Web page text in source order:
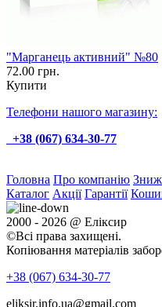
"Марганець активний" №80
72.00 грн.
Купити
Телефони нашого магазину:
+38 (067) 634-30-77
Головна Про компанію
Каталог Акції Гарантії
2000 - 2026 @ Еліксир
©Всі права захищені.
Копіювання матеріалів
+38 (067) 634-30-77
eliksir.info.ua@gmail.com